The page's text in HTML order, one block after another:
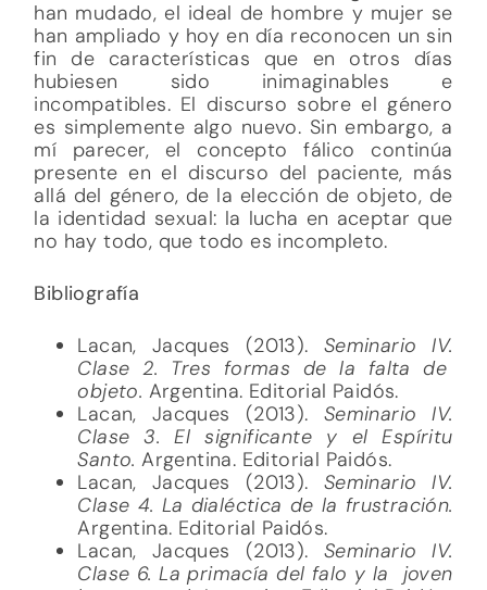
han mudado, el ideal de hombre y mujer se
han ampliado y hoy en día reconocen un sin
fin de características que en otros días
hubiesen sido inimaginables e
incompatibles. El discurso sobre el género
es simplemente algo nuevo. Sin embargo, a
mí parecer, el concepto fálico continúa
presente en el discurso del paciente, más
allá del género, de la elección de objeto, de
la identidad sexual: la lucha en aceptar que
no hay todo, que todo es incompleto.
Bibliografía
Lacan, Jacques (2013). Seminario IV.
Clase 2. Tres formas de la falta de
objeto. Argentina. Editorial Paidós.
Lacan, Jacques (2013). Seminario IV.
Clase 3. El significante y el Espíritu
Santo.Argentina. Editorial Paidós.
Lacan, Jacques (2013). Seminario IV.
Clase 4. La dialéctica de la frustración.
Argentina. Editorial Paidós.
Lacan, Jacques (2013). Seminario IV.
Clase 6. La primacía del falo y la
joven